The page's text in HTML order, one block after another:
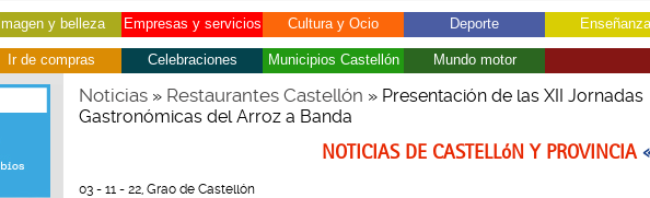
Imagen y belleza Empresas y servicios Cultura y Ocio Deporte Enseñanza
Ir de compras Celebraciones Municipios Castellón Mundo motor
Noticias» Restaurantes Castellón » Presentación de las XII Jornadas
Gastronómicas del Arroz a Banda
NOTICIAS DE CASTELLóN Y PROVINCIA
03 - 11 - 22, Grao de Castellón